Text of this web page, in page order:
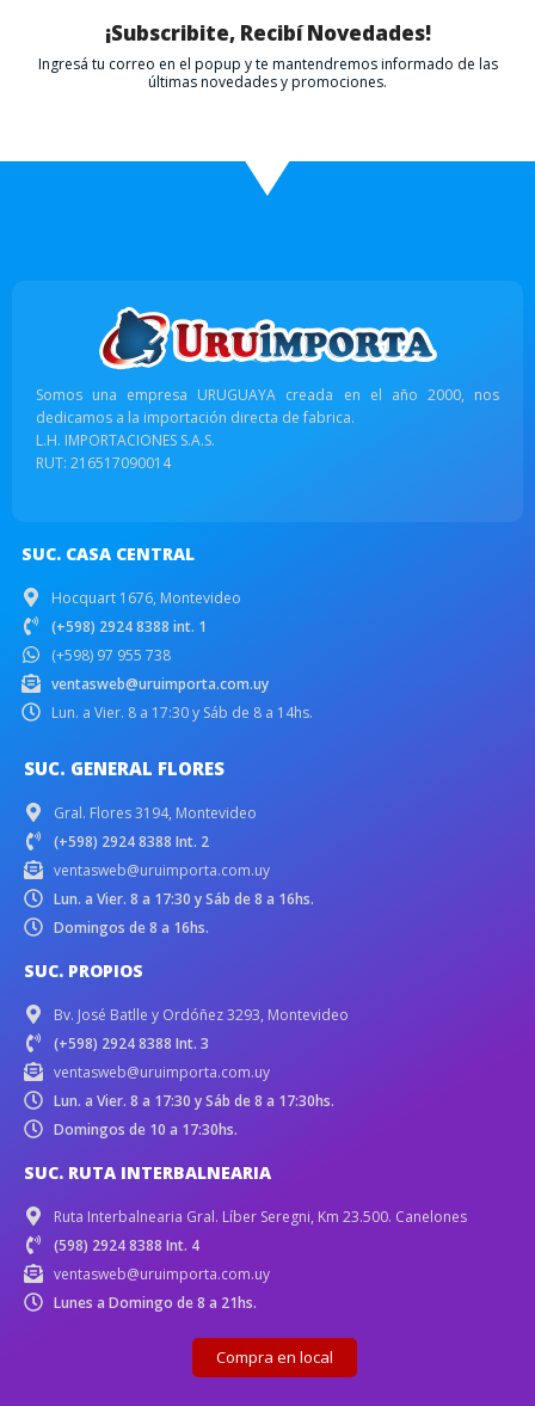
¡Subscribite, Recibí Novedades!
Ingresá tu correo en el popup y te mantendremos informado de las
últimas novedades y promociones.
Somos una empresa URUGUAYA creada en el año 2000, nos
dedicamos a la importación directa de fabrica.
L.H. IMPORTACIONES S.A.S.
RUT: 216517090014
SUC. CASA CENTRAL
Hocquart 1676, Montevideo
(+598) 2924 8388 int. 1
(+598) 97 955 738
ventasweb@uruimporta.com.uy
Lun. a Vier. 8 a 17:30 y Sáb de 8 a 14hs.
SUC. GENERAL FLORES
Gral. Flores 3194, Montevideo
(+598) 2924 8388 Int. 2
ventasweb@uruimporta.com.uy
Lun. a Vier. 8 a 17:30 y Sáb de 8 a 16hs.
Domingos de 8 a 16hs.
SUC. PROPIOS
Bv. José Batlle y Ordóñez 3293, Montevideo
(+598) 2924 8388 Int. 3
ventasweb@uruimporta.com.uy
Lun. a Vier. 8 a 17:30 y Sáb de 8 a 17:30hs.
Domingos de 10 a 17:30hs.
SUC. RUTA INTERBALNEARIA
Ruta Interbalnearia Gral. Líber Seregni, Km 23.500. Canelones
(598) 2924 8388 Int. 4
ventasweb@uruimporta.com.uy
Lunes a Domingo de 8 a 21hs.
Compra en local